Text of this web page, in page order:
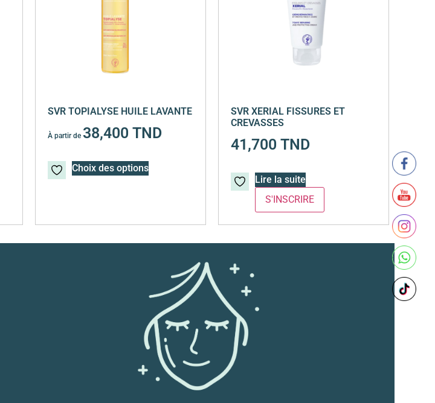
SVR XERIAL FISSURES ET
CREVASSES
41,700 TND
Lire la suite
SVR TOPIALYSE HUILE LAVANTE
À partir de 38,400 TND
Choix des options